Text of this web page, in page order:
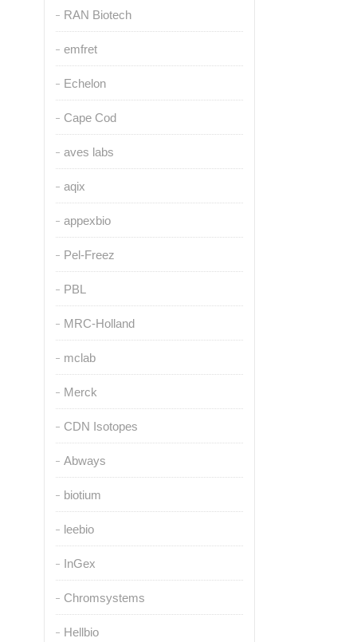
RAN Biotech
emfret
Echelon
Cape Cod
aves labs
aqix
appexbio
Pel-Freez
PBL
MRC-Holland
mclab
Merck
CDN Isotopes
Abways
biotium
leebio
InGex
Chromsystems
Hellbio